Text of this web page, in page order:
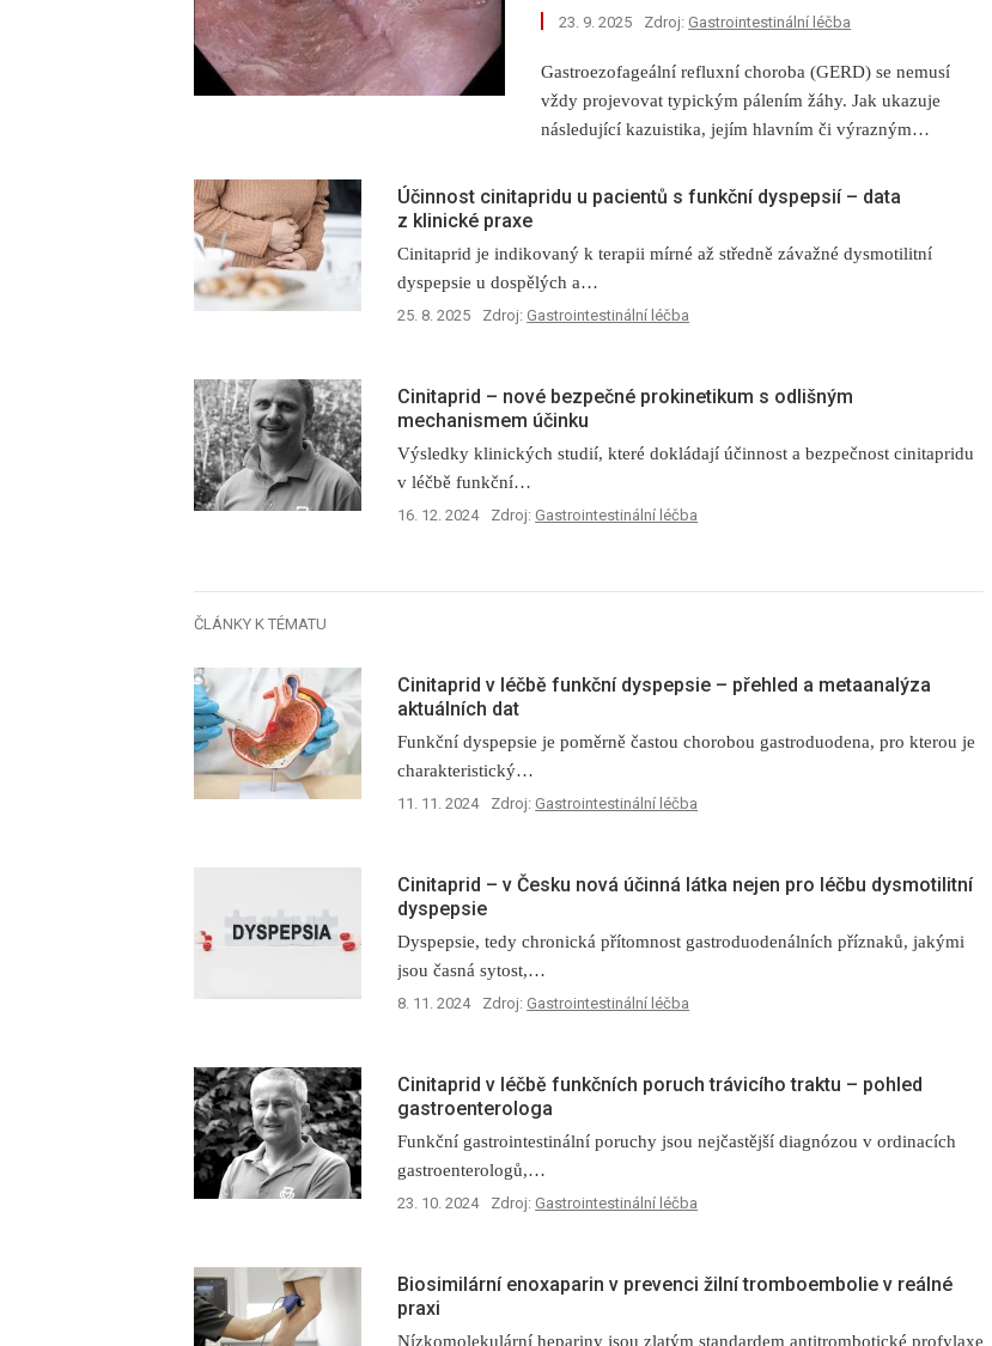
23. 9. 2025 Zdroj: Gastrointestinální léčba
Gastroezofageální refluxní choroba (GERD) se nemusí
vždy projevovat typickým pálením žáhy. Jak ukazuje
následující kazuistika, jejím hlavním či výrazným
je chronická bolest v krku. U naší pacientky se po
ezofagitidy osvědčila kombinační terapie inhibitory
protonové pumpy (PPI) a prokinetikem cinitapridem.
Účinnost cinitapridu u pacientů s funkční dyspepsií –⁠ data
z klinické praxe
Cinitaprid je indikovaný k terapii mírné až středně závažné dysmotilitní
dyspepsie u dospělých a…
25. 8. 2025 Zdroj: Gastrointestinální léčba
Cinitaprid –⁠ nové bezpečné prokinetikum s odlišným
mechanismem účinku
Výsledky klinických studií, které dokládají účinnost a bezpečnost cinitapridu
v léčbě funkční…
16. 12. 2024 Zdroj: Gastrointestinální léčba
ČLÁNKY K TÉMATU
Cinitaprid v léčbě funkční dyspepsie –⁠ přehled a metaanalýza
aktuálních dat
Funkční dyspepsie je poměrně častou chorobou gastroduodena, pro kterou je
charakteristický…
11. 11. 2024 Zdroj: Gastrointestinální léčba
Cinitaprid –⁠ v Česku nová účinná látka nejen pro léčbu dysmotilitní
dyspepsie
Dyspepsie, tedy chronická přítomnost gastroduodenálních příznaků, jakými
jsou časná sytost,…
8. 11. 2024 Zdroj: Gastrointestinální léčba
Cinitaprid v léčbě funkčních poruch trávicího traktu –⁠ pohled
gastroenterologa
Funkční gastrointestinální poruchy jsou nejčastější diagnózou v ordinacích
gastroenterologů,…
23. 10. 2024 Zdroj: Gastrointestinální léčba
Biosimilární enoxaparin v prevenci žilní tromboembolie v reálné
praxi
Nízkomolekulární hepariny jsou zlatým standardem antitrombotické profylaxe